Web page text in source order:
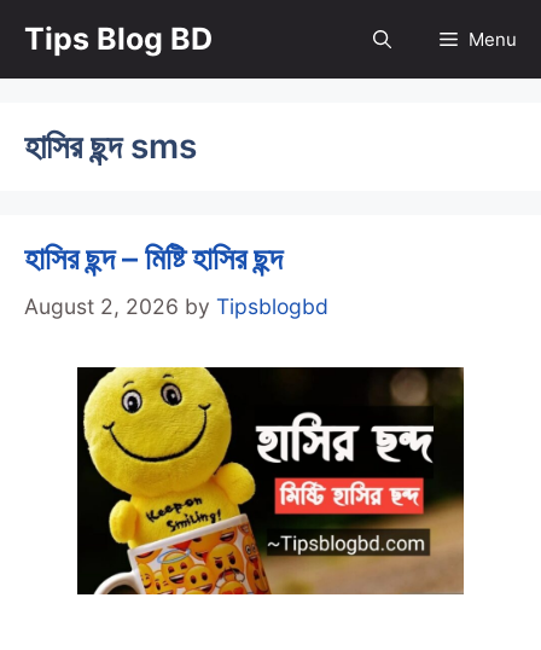
content
Tips Blog BD Menu
হাসির ছন্দ sms
হাসির ছন্দ – মিষ্টি হাসির ছন্দ
August 2, 2026 by Tipsblogbd